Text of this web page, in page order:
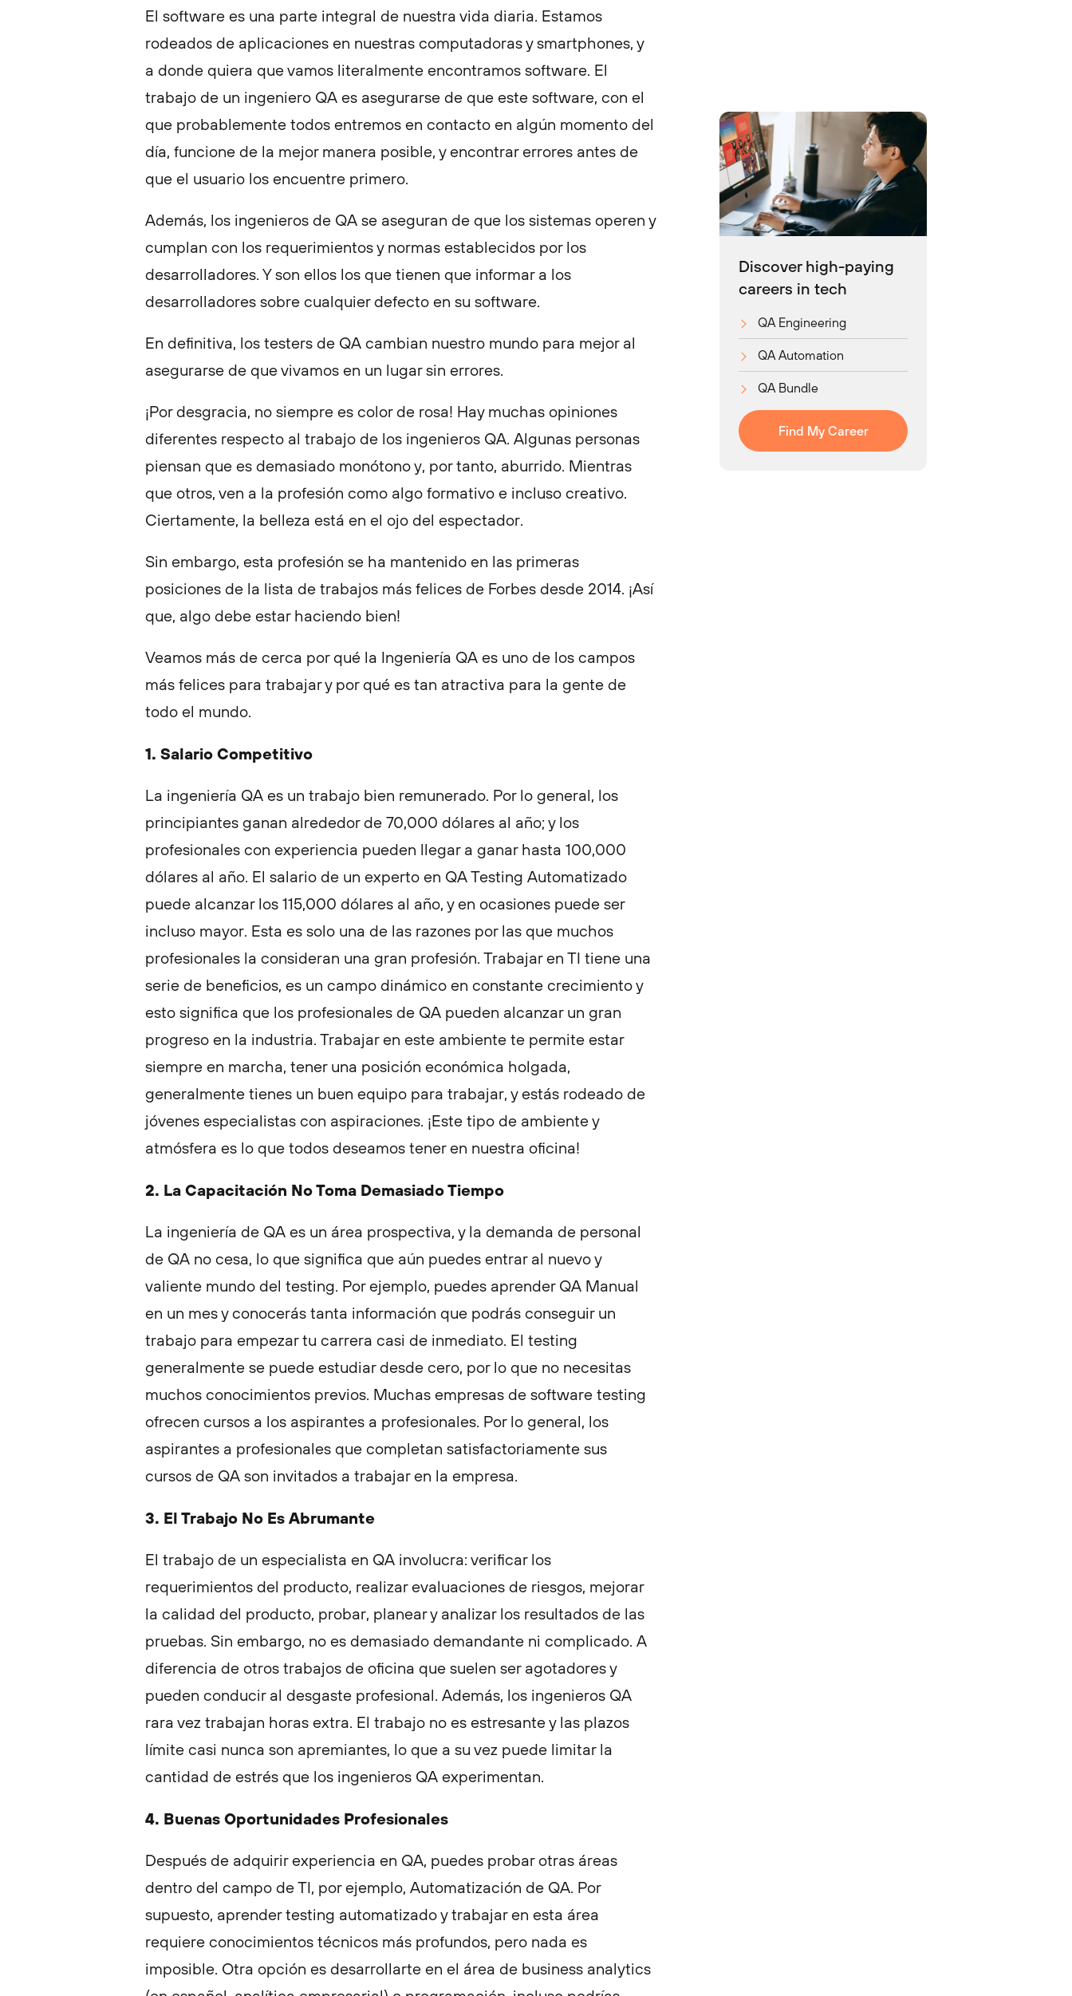
El software es una parte integral de nuestra vida diaria. Estamos
rodeados de aplicaciones en nuestras computadoras y smartphones, y
a donde quiera que vamos literalmente encontramos software. El
trabajo de un ingeniero QA es asegurarse de que este software, con el
que probablemente todos entremos en contacto en algún momento del
día, funcione de la mejor manera posible, y encontrar errores antes de
que el usuario los encuentre primero.
Además, los ingenieros de QA se aseguran de que los sistemas operen y
cumplan con los requerimientos y normas establecidos por los
desarrolladores. Y son ellos los que tienen que informar a los
desarrolladores sobre cualquier defecto en su software.
En definitiva, los testers de QA cambian nuestro mundo para mejor al
asegurarse de que vivamos en un lugar sin errores.
¡Por desgracia, no siempre es color de rosa! Hay muchas opiniones
diferentes respecto al trabajo de los ingenieros QA. Algunas personas
piensan que es demasiado monótono y, por tanto, aburrido. Mientras
que otros, ven a la profesión como algo formativo e incluso creativo.
Ciertamente, la belleza está en el ojo del espectador.
Sin embargo, esta profesión se ha mantenido en las primeras
posiciones de la lista de trabajos más felices de Forbes desde 2014. ¡Así
que, algo debe estar haciendo bien!
Veamos más de cerca por qué la Ingeniería QA es uno de los campos
más felices para trabajar y por qué es tan atractiva para la gente de
todo el mundo.
1. Salario Competitivo
La ingeniería QA es un trabajo bien remunerado. Por lo general, los
principiantes ganan alrededor de 70,000 dólares al año; y los
profesionales con experiencia pueden llegar a ganar hasta 100,000
dólares al año. El salario de un experto en QA Testing Automatizado
puede alcanzar los 115,000 dólares al año, y en ocasiones puede ser
incluso mayor. Esta es solo una de las razones por las que muchos
profesionales la consideran una gran profesión. Trabajar en TI tiene una
serie de beneficios, es un campo dinámico en constante crecimiento y
esto significa que los profesionales de QA pueden alcanzar un gran
progreso en la industria. Trabajar en este ambiente te permite estar
siempre en marcha, tener una posición económica holgada,
generalmente tienes un buen equipo para trabajar, y estás rodeado de
jóvenes especialistas con aspiraciones. ¡Este tipo de ambiente y
atmósfera es lo que todos deseamos tener en nuestra oficina!
2. La Capacitación No Toma Demasiado Tiempo
La ingeniería de QA es un área prospectiva, y la demanda de personal
de QA no cesa, lo que significa que aún puedes entrar al nuevo y
valiente mundo del testing. Por ejemplo, puedes aprender QA Manual
en un mes y conocerás tanta información que podrás conseguir un
trabajo para empezar tu carrera casi de inmediato. El testing
generalmente se puede estudiar desde cero, por lo que no necesitas
muchos conocimientos previos. Muchas empresas de software testing
ofrecen cursos a los aspirantes a profesionales. Por lo general, los
aspirantes a profesionales que completan satisfactoriamente sus
cursos de QA son invitados a trabajar en la empresa.
3. El Trabajo No Es Abrumante
El trabajo de un especialista en QA involucra: verificar los
requerimientos del producto, realizar evaluaciones de riesgos, mejorar
la calidad del producto, probar, planear y analizar los resultados de las
pruebas. Sin embargo, no es demasiado demandante ni complicado. A
diferencia de otros trabajos de oficina que suelen ser agotadores y
pueden conducir al desgaste profesional. Además, los ingenieros QA
rara vez trabajan horas extra. El trabajo no es estresante y las plazos
límite casi nunca son apremiantes, lo que a su vez puede limitar la
cantidad de estrés que los ingenieros QA experimentan.
4. Buenas Oportunidades Profesionales
Después de adquirir experiencia en QA, puedes probar otras áreas
dentro del campo de TI, por ejemplo, Automatización de QA. Por
supuesto, aprender testing automatizado y trabajar en esta área
requiere conocimientos técnicos más profundos, pero nada es
imposible. Otra opción es desarrollarte en el área de business analytics
Discover high-paying
careers in tech
QA Engineering
QA Automation
QA Bundle
Find My Career